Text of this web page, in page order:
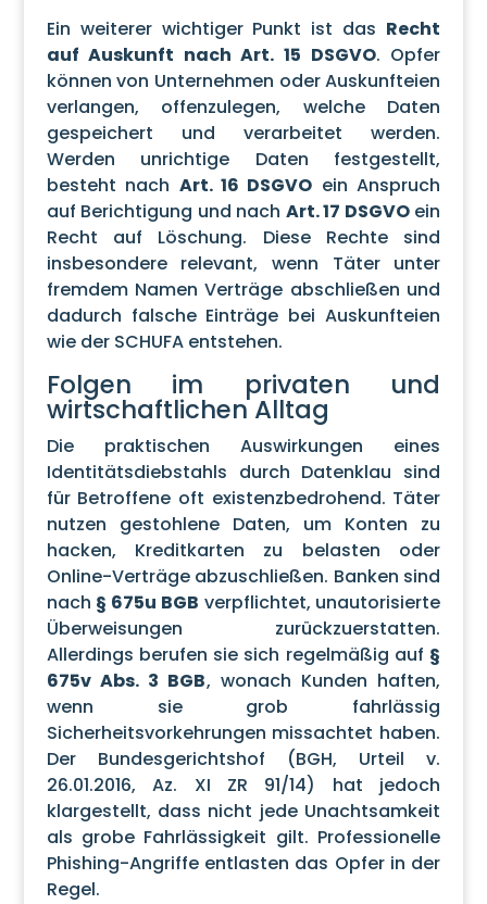
Ein weiterer wichtiger Punkt ist das Recht
auf Auskunft nach Art. 15 DSGVO. Opfer
können von Unternehmen oder Auskunfteien
verlangen, offenzulegen, welche Daten
gespeichert und verarbeitet werden.
Werden unrichtige Daten festgestellt,
besteht nach Art. 16 DSGVO ein Anspruch
auf Berichtigung und nach Art. 17 DSGVOein
Recht auf Löschung. Diese Rechte sind
insbesondere relevant, wenn Täter unter
fremdem Namen Verträge abschließen und
dadurch falsche Einträge bei Auskunfteien
wie der SCHUFA entstehen.
Folgen im privaten und
wirtschaftlichen Alltag
Die praktischen Auswirkungen eines
Identitätsdiebstahls durch Datenklau sind
für Betroffene oft existenzbedrohend. Täter
nutzen gestohlene Daten, um Konten zu
hacken, Kreditkarten zu belasten oder
Online-Verträge abzuschließen. Banken sind
nach § 675u BGB verpflichtet, unautorisierte
Überweisungen zurückzuerstatten.
Allerdings berufen sie sich regelmäßig auf §
675v Abs. 3 BGB, wonach Kunden haften,
wenn sie grob fahrlässig
Sicherheitsvorkehrungen missachtet haben.
Der Bundesgerichtshof (BGH, Urteil v.
26.01.2016, Az. XI ZR 91/14) hat jedoch
klargestellt, dass nicht jede Unachtsamkeit
als grobe Fahrlässigkeit gilt. Professionelle
Phishing-Angriffe entlasten das Opfer in der
Regel.